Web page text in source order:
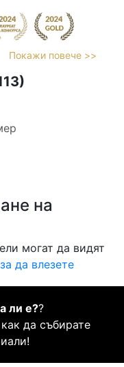
Покажи повече >>
на
могат да видят
да влезете
ли е??
да събирате